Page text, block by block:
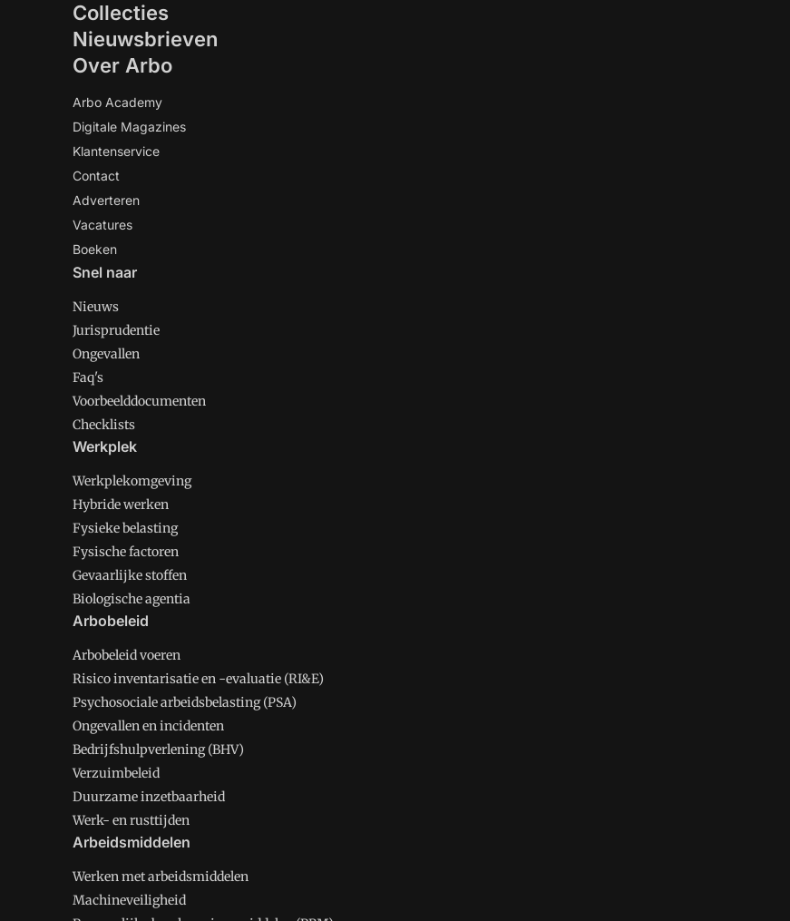
Collecties
Nieuwsbrieven
Over Arbo
Arbo Academy
Digitale Magazines
Klantenservice
Contact
Adverteren
Vacatures
Boeken
Snel naar
Nieuws
Jurisprudentie
Ongevallen
Faq's
Voorbeelddocumenten
Checklists
Werkplek
Werkplekomgeving
Hybride werken
Fysieke belasting
Fysische factoren
Gevaarlijke stoffen
Biologische agentia
Arbobeleid
Arbobeleid voeren
Risico inventarisatie en -evaluatie (RI&E)
Psychosociale arbeidsbelasting (PSA)
Ongevallen en incidenten
Bedrijfshulpverlening (BHV)
Verzuimbeleid
Duurzame inzetbaarheid
Werk- en rusttijden
Arbeidsmiddelen
Werken met arbeidsmiddelen
Machineveiligheid